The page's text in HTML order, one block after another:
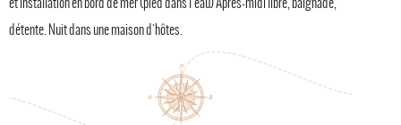
détente. Nuit dans une maison d'hôtes.